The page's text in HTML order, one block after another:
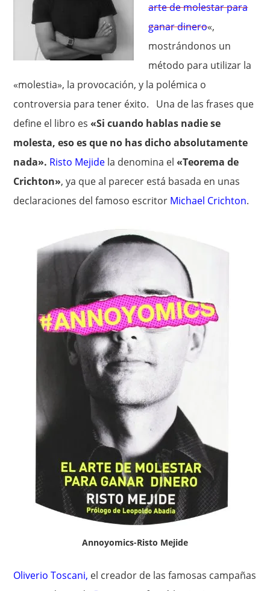
arte de molestar para
ganar dinero«,
mostrándonos un
método para utilizar la
«molestia», la provocación, y la polémica o
controversia para tener éxito. Una de las frases que
define el libro es«Si cuando hablas nadie se
molesta, eso es que no has dicho absolutamente
nada». Risto Mejide la denomina el«Teorema de
Crichton», ya que al parecer está basada en unas
declaraciones del famoso escritor Michael Crichton.
Annoyomics-Risto Mejide
Oliverio Toscani, el creador de las famosas campañas